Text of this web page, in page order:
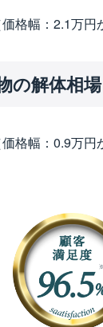
価格幅：2.1万円
の解体相場
価格幅：0.9万円